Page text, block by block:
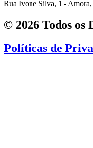
Rua Ivone Silva, 1 - Amora,
© 2026 Todos os
Políticas de